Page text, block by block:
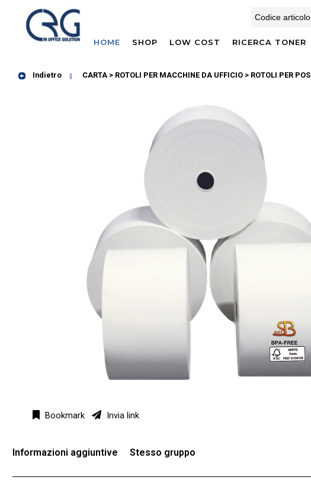
HOME SHOP LOW COST RICERCA TONER
Indietro CARTA > ROTOLI PER MACCHINE DA UFFICIO> ROTOLI PER POS
Bookmark Invia link
Informazioni aggiuntive Stesso gruppo